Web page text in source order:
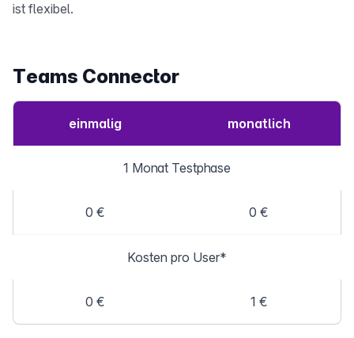
ist flexibel.
Teams Connector
einmalig monatlich
1 Monat Testphase
0 € 0 €
Kosten pro User*
0 € 1 €